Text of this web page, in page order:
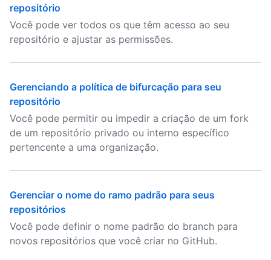
repositório
Você pode ver todos os que têm acesso ao seu
repositório e ajustar as permissões.
Gerenciando a política de bifurcação para seu
repositório
Você pode permitir ou impedir a criação de um fork
de um repositório privado ou interno específico
pertencente a uma organização.
Gerenciar o nome do ramo padrão para seus
repositórios
Você pode definir o nome padrão do branch para
novos repositórios que você criar no GitHub.